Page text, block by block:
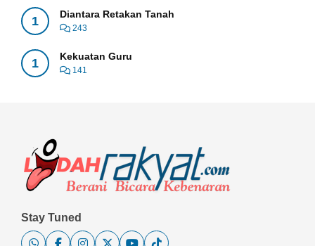
1 Diantara Retakan Tanah
243
1 Kekuatan Guru
141
Stay Tuned